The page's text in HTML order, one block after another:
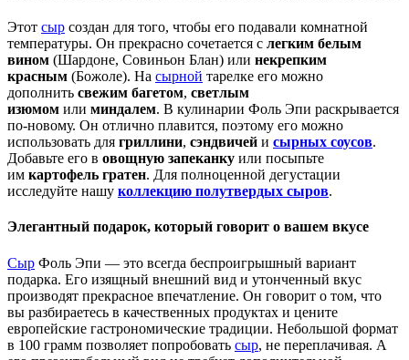
Этот сыр создан для того, чтобы его подавали комнатной
температуры. Он прекрасно сочетается с легким белым
вином (Шардоне, Совиньон Блан) или некрепким
красным (Божоле). На сырной тарелке его можно
дополнить свежим багетом, светлым
изюмом или миндалем. В кулинарии Фоль Эпи раскрывается
по-новому. Он отлично плавится, поэтому его можно
использовать для гриллини, сэндвичей и сырных соусов.
Добавьте его в овощную запеканку или посыпьте
им картофель гратен. Для полноценной дегустации
исследуйте нашу коллекцию полутвердых сыров.
Элегантный подарок, который говорит о вашем вкусе
Сыр Фоль Эпи — это всегда беспроигрышный вариант
подарка. Его изящный внешний вид и утонченный вкус
производят прекрасное впечатление. Он говорит о том, что
вы разбираетесь в качественных продуктах и цените
европейские гастрономические традиции. Небольшой формат
в 100 грамм позволяет попробовать сыр, не переплачивая. А